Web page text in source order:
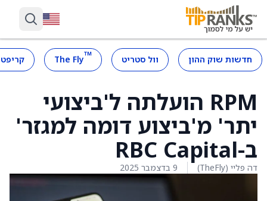
חדשות שוק ההון וול סטריט ™
The Fly
RPM הועלתה ל'ביצועי
יתר' מ'ביצוע דומה למגזר'
ב-RBC Capital
דה פליי (TheFly) 9 בדצמבר 2025